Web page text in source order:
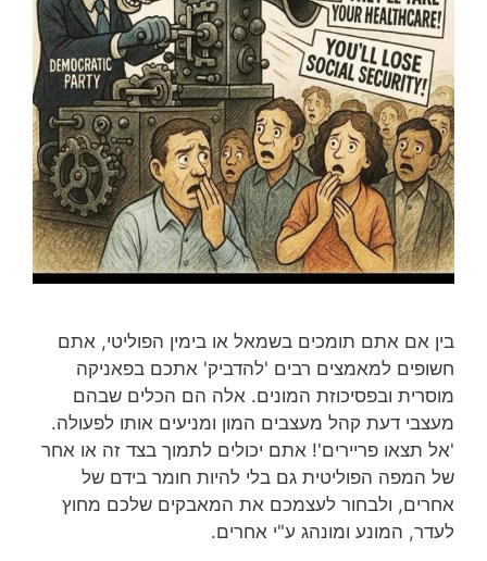
בין אם אתם תומכים בשמאל או בימין הפוליטי, אתם
חשופים למאמצים רבים 'להדביק' אתכם בפאניקה
מוסרית ובפסיכוזת המונים. אלה הם הכלים שבהם
מעצבי דעת קהל מעצבים המון ומניעים אותו לפעולה.
'אל תצאו פריירים'! אתם יכולים לתמוך בצד זה או אחר
של המפה הפוליטית גם בלי להיות חומר בידם של
אחרים, ולבחור לעצמכם את המאבקים שלכם מחוץ
לעדר, המונע ומונהג ע"י אחרים.